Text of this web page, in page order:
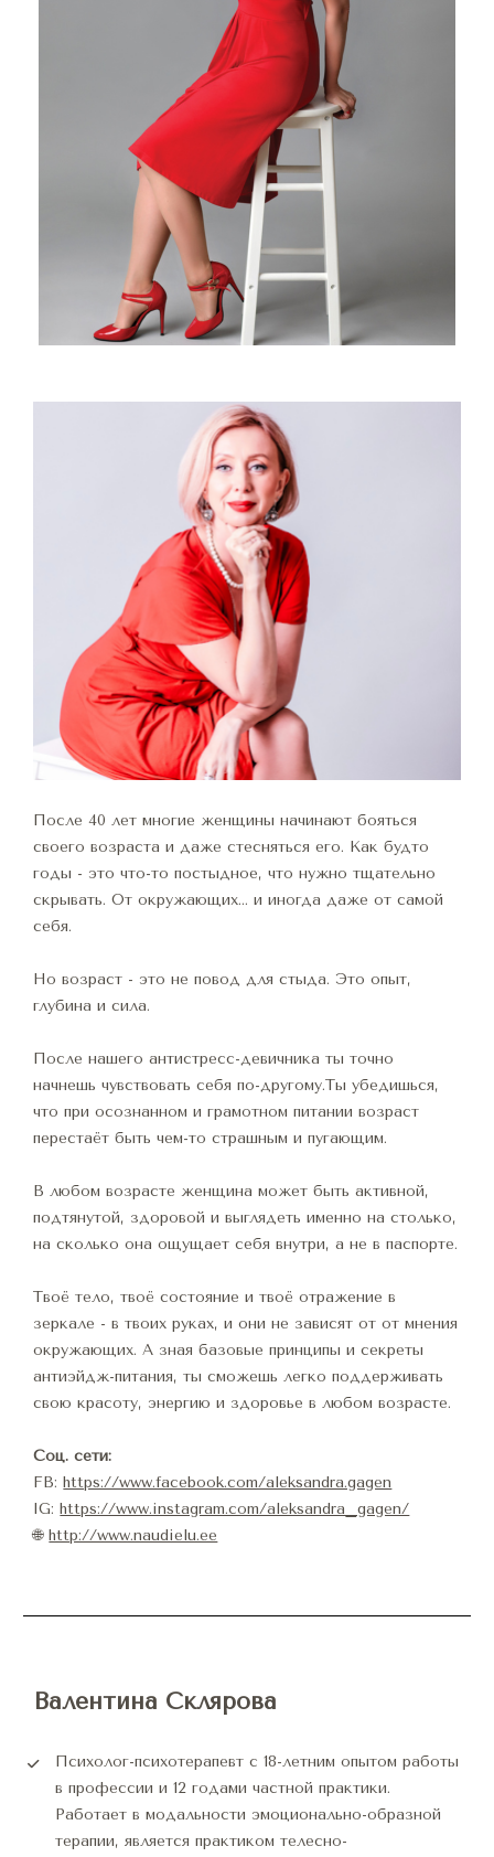
После 40 лет многие женщины начинают бояться
своего возраста и даже стесняться его. Как будто
годы - это что-то постыдное, что нужно тщательно
скрывать. От окружающих… и иногда даже от самой
себя.
Но возраст - это не повод для стыда. Это опыт,
глубина и сила.
После нашего антистресс-девичника ты точно
начнешь чувствовать себя по-другому.Ты убедишься,
что при осознанном и грамотном питании возраст
перестаёт быть чем-то страшным и пугающим.
В любом возрасте женщина может быть активной,
подтянутой, здоровой и выглядеть именно на столько,
Твоё тело, твоё состояние и твоё отражение в
зеркале - в твоих руках, и они не зависят от от мнения
окружающих. А зная базовые принципы и секреты
антиэйдж-питания, ты сможешь легко поддерживать
свою красоту, энергию и здоровье в любом возрасте.
Соц. сети:
FB: https://www.facebook.com/aleksandra.gagen
IG: https://www.instagram.com/aleksandra_gagen/
🌐 http://www.naudielu.ee
Валентина Склярова
Психолог-психотерапевт с 18-летним опытом работы
в профессии и 12 годами частной практики.
Работает в модальности эмоционально-образной
терапии, является практиком телесно-